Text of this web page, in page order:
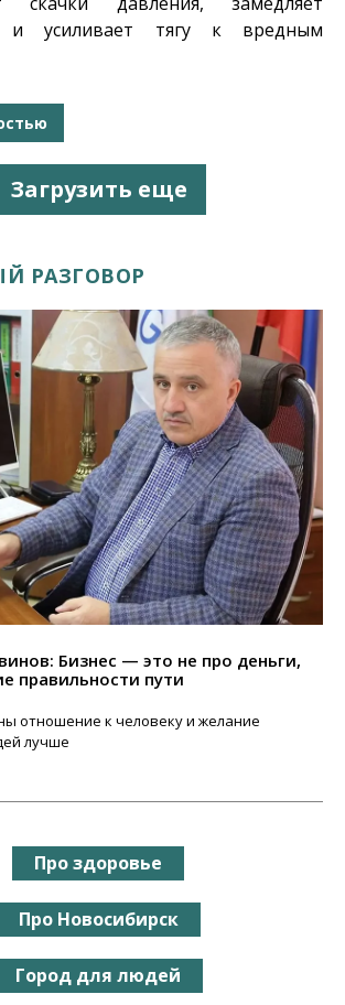
и усиливает тягу к вредным
Загрузить еще
РАЗГОВОР
Бизнес — это не про деньги,
правильности пути
отношение к человеку и желание
лучше
Про здоровье
Про Новосибирск
Город для людей